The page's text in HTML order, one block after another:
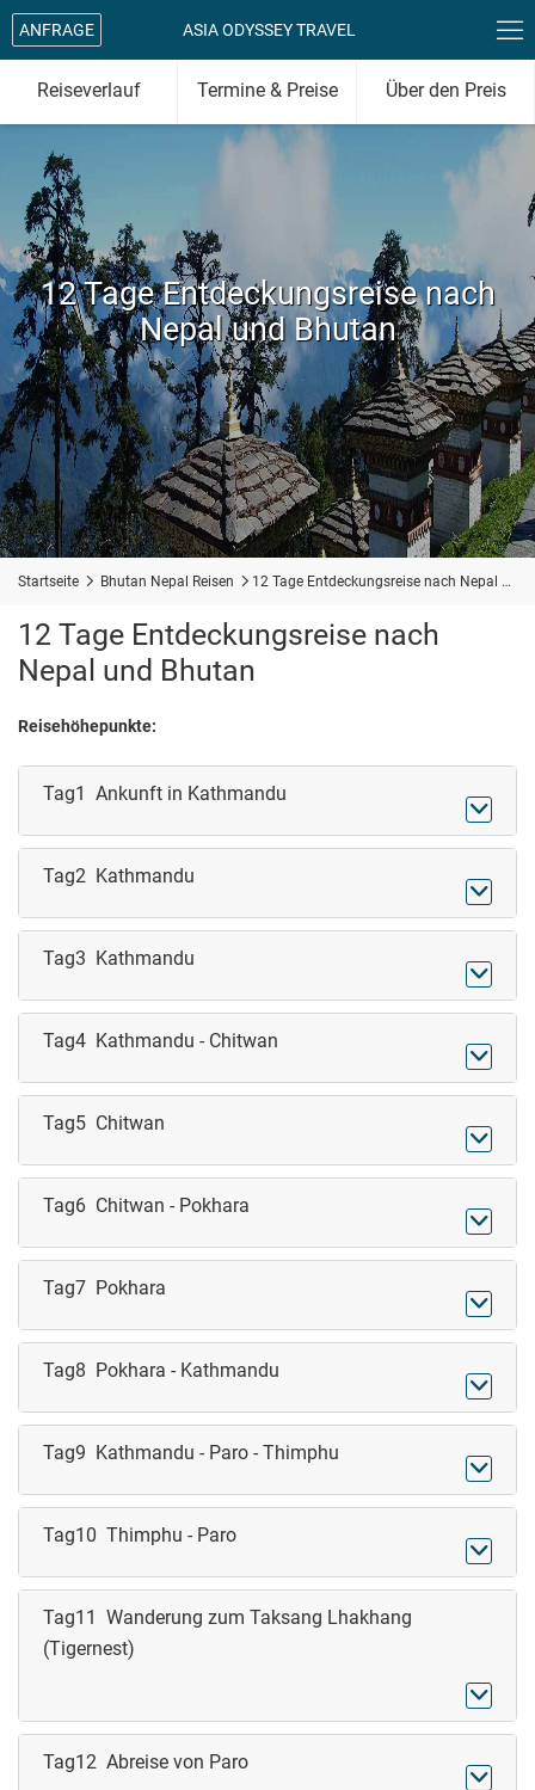

ANFRAGE ASIA ODYSSEY TRAVEL
Reiseverlauf Termine & Preise Über den Preis
12 Tage Entdeckungsreise nach
Nepal und Bhutan
Startseite  Bhutan Nepal Reisen  12 Tage Entdeckungsreise nach Nepal und Bhutan
12 Tage Entdeckungsreise nach
Nepal und Bhutan
Reisehöhepunkte:
Tag1 Ankunft in Kathmandu

Tag2 Kathmandu

Tag3 Kathmandu

Tag4 Kathmandu - Chitwan

Tag5 Chitwan

Tag6 Chitwan - Pokhara

Tag7 Pokhara

Tag8 Pokhara - Kathmandu

Tag9 Kathmandu - Paro - Thimphu

Tag10 Thimphu - Paro

Tag11 Wanderung zum Taksang Lhakhang
(Tigernest)

Tag12 Abreise von Paro
